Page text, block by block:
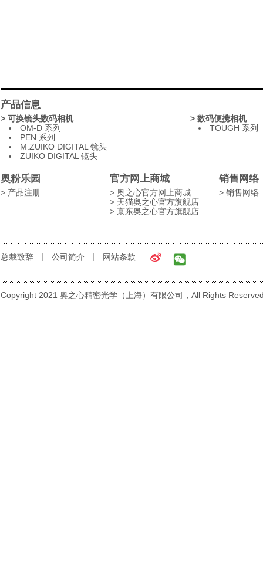
产品信息
> 可换镜头数码相机
OM-D 系列
PEN 系列
M.ZUIKO DIGITAL 镜头
ZUIKO DIGITAL 镜头
> 数码便携相机
TOUGH 系列
奥粉乐园
> 产品注册
官方网上商城
> 奥之心官方网上商城
> 天猫奥之心官方旗舰店
> 京东奥之心官方旗舰店
销售网络
> 销售网络
总裁致辞 公司简介 网站条款
Copyright 2021 奥之心精密光学（上海）有限公司，All Rights